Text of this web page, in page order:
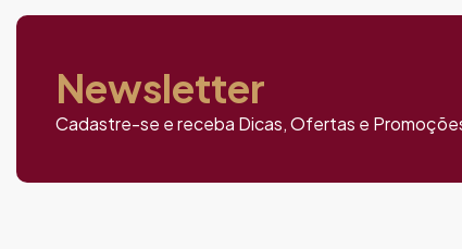
Newsletter
Cadastre-se e receba Dicas, Ofertas e